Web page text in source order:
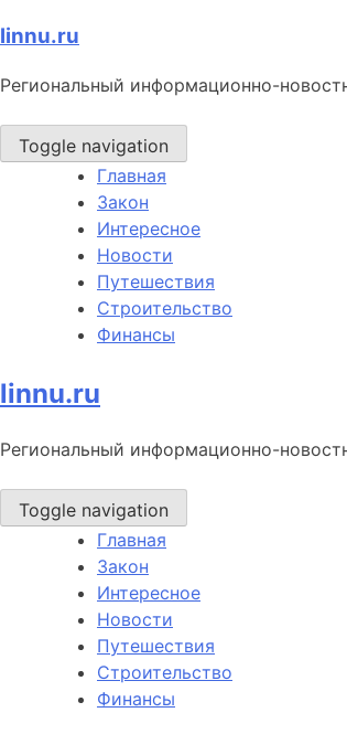
Skip
content
linnu.ru
Региональный информационно-
Toggle navigation
Главная
Закон
Интересное
Новости
Путешествия
Строительство
Финансы
linnu.ru
Региональный информационно-
Toggle navigation
Главная
Закон
Интересное
Новости
Путешествия
Строительство
Финансы